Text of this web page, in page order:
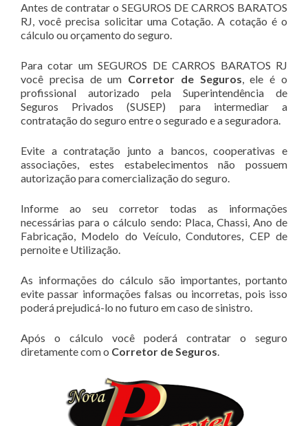
Antes de contratar o SEGUROS DE CARROS BARATOS
RJ, você precisa solicitar uma Cotação. A cotação é o
cálculo ou orçamento do seguro.
Para cotar um SEGUROS DE CARROS BARATOS RJ
você precisa de um Corretor de Seguros, ele é o
profissional autorizado pela Superintendência de
Seguros Privados (SUSEP) para intermediar a
contratação do seguro entre o segurado e a seguradora.
Evite a contratação junto a bancos, cooperativas e
associações, estes estabelecimentos não possuem
autorização para comercialização do seguro.
Informe ao seu corretor todas as informações
necessárias para o cálculo sendo: Placa, Chassi, Ano de
Fabricação, Modelo do Veículo, Condutores, CEP de
pernoite e Utilização.
As informações do cálculo são importantes, portanto
evite passar informações falsas ou incorretas, pois isso
poderá prejudicá-lo no futuro em caso de sinistro.
Após o cálculo você poderá contratar o seguro
diretamente com o Corretor de Seguros.